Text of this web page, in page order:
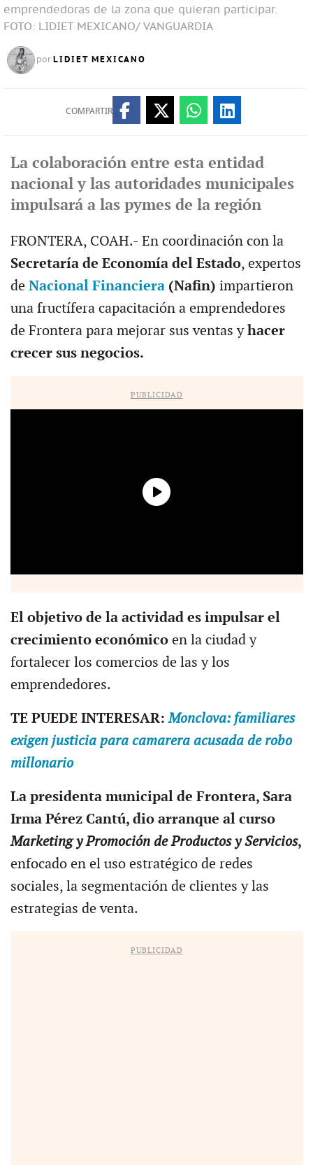
emprendedoras de la zona que quieran participar.
FOTO: LIDIET MEXICANO/ VANGUARDIA
por LIDIET MEXICANO
COMPARTIR
La colaboración entre esta entidad
nacional y las autoridades municipales
impulsará a las pymes de la región
FRONTERA, COAH.- En coordinación con la
Secretaría de Economía del Estado, expertos
de Nacional Financiera(Nafin) impartieron
una fructífera capacitación a emprendedores
de Frontera para mejorar sus ventas yhacer
crecer sus negocios.
PUBLICIDAD
El objetivo de la actividad es impulsar el
crecimiento económicoen la ciudad y
fortalecer los comercios de las y los
emprendedores.
TE PUEDE INTERESAR:Monclova: familiares
exigen justicia para camarera acusada de robo
millonario
La presidenta municipal de Frontera, Sara
Irma Pérez Cantú, dio arranque al curso
Marketing y Promoción de Productos y Servicios,
enfocado en el uso estratégico de redes
sociales, la segmentación de clientes y las
estrategias de venta.
PUBLICIDAD